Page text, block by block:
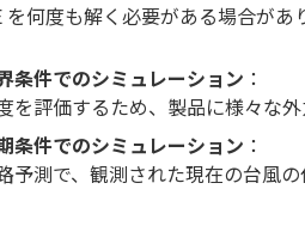
を何度も解く必要がある場合があ
条件でのシミュレーション ：
を評価するため、製品に様々な
条件でのシミュレーション ：
予測で、観測された現在の台風